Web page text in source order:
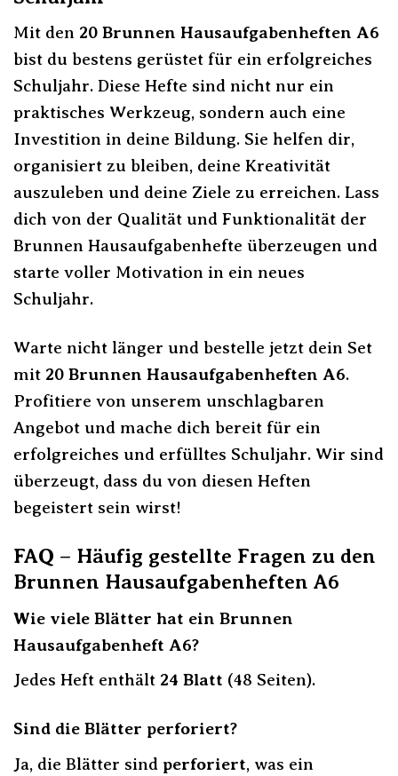
Mit den 20 Brunnen Hausaufgabenheften A6
bist du bestens gerüstet für ein erfolgreiches
Schuljahr. Diese Hefte sind nicht nur ein
praktisches Werkzeug, sondern auch eine
Investition in deine Bildung. Sie helfen dir,
organisiert zu bleiben, deine Kreativität
auszuleben und deine Ziele zu erreichen. Lass
dich von der Qualität und Funktionalität der
Brunnen Hausaufgabenhefte überzeugen und
starte voller Motivation in ein neues
Schuljahr.
Warte nicht länger und bestelle jetzt dein Set
mit 20 Brunnen Hausaufgabenheften A6.
Profitiere von unserem unschlagbaren
Angebot und mache dich bereit für ein
erfolgreiches und erfülltes Schuljahr. Wir sind
überzeugt, dass du von diesen Heften
begeistert sein wirst!
FAQ – Häufig gestellte Fragen zu den
Brunnen Hausaufgabenheften A6
Wie viele Blätter hat ein Brunnen
Hausaufgabenheft A6?
Jedes Heft enthält 24 Blatt (48 Seiten).
Sind die Blätter perforiert?
Ja, die Blätter sind perforiert, was ein